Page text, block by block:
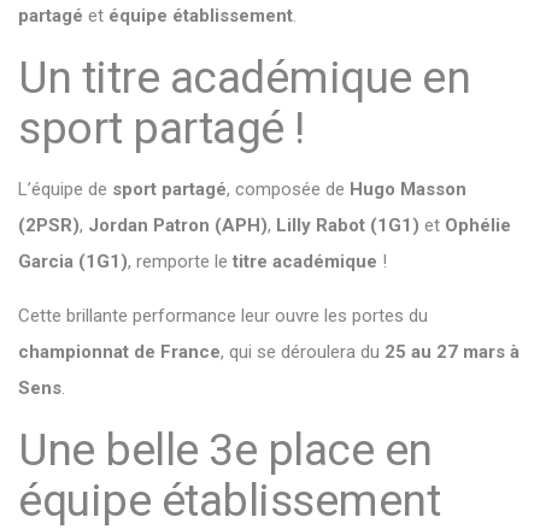
partagé et équipe établissement.
Un titre académique en
sport partagé !
L’équipe de sport partagé, composée de Hugo Masson
(2PSR), Jordan Patron (APH), Lilly Rabot (1G1) et Ophélie
Garcia (1G1), remporte le titre académique !
Cette brillante performance leur ouvre les portes du
championnat de France, qui se déroulera du 25 au 27 mars à
Sens.
Une belle 3e place en
équipe établissement